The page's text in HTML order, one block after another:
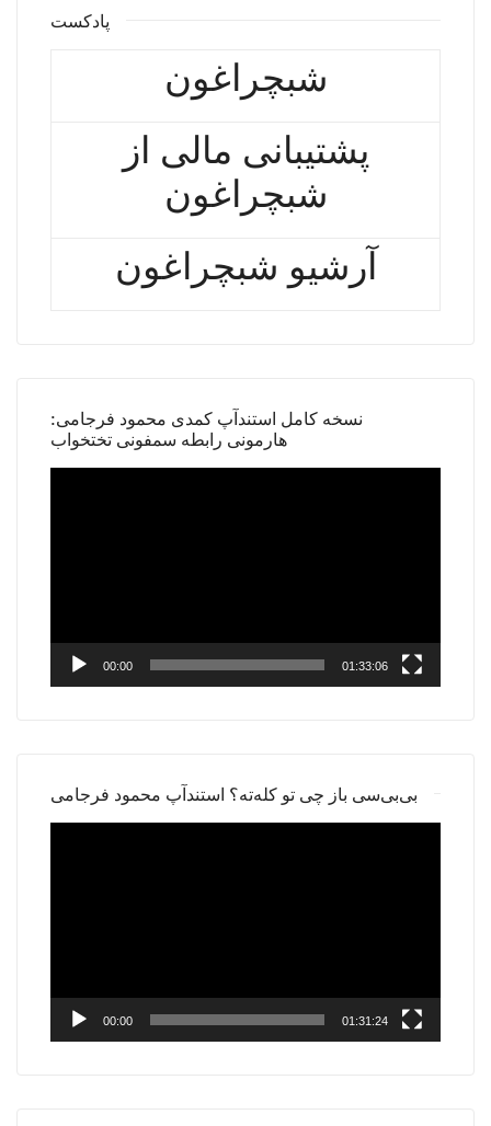
پادکست
شبچراغون
پشتیبانی مالی از
شبچراغون
آرشیو شبچراغون
نسخه کامل استندآپ کمدی محمود فرجامی:
هارمونی رابطه سمفونی تختخواب
00:00 01:33:06
بی‌بی‌سی باز چی تو کله‌ته؟ استندآپ محمود فرجامی
00:00 01:31:24